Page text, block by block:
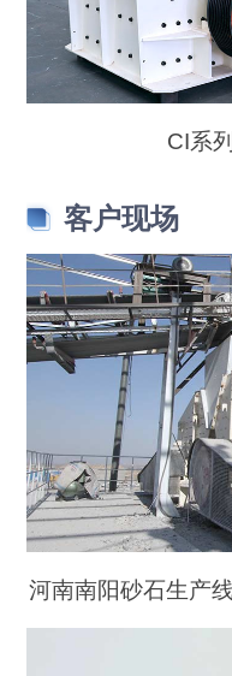
CI系
客户现场
河南南阳砂石生产